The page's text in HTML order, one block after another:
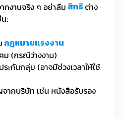
กงานจริง ๆ อย่าลืม สิทธิ ต่าง
:
กฎหมายแรงงาน
ม (กรณีว่างงาน)
ระกันกลุ่ม (อาจมีช่วงเวลาให้ใช้
ากบริษัท เช่น หนังสือรับรอง